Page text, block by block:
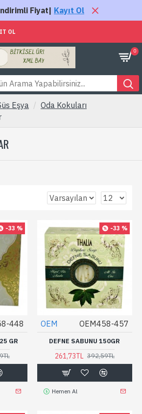
Fiyat| Kayıt Ol
OL
0
Eşya
Oda Kokuları
-33 %
448
GR
-33 %
OEM OEM458-457
DEFNE SABUNU 150GR
261,73TL 392,59TL
Hemen Al